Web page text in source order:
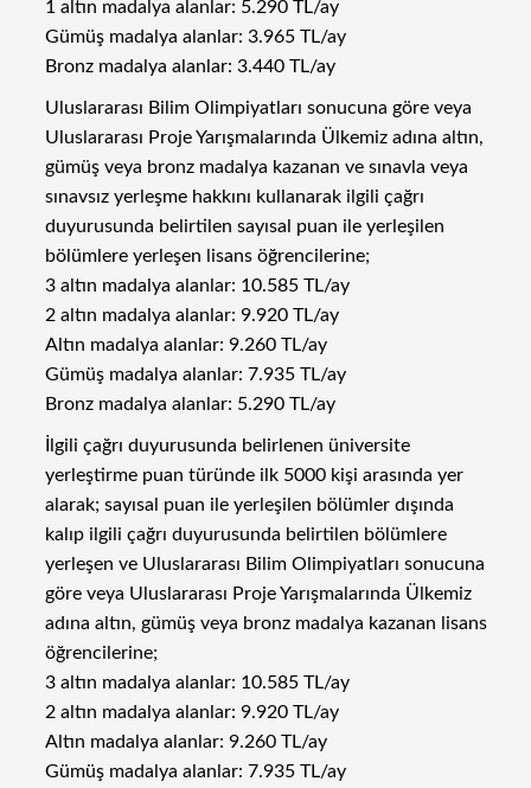
1 altın madalya alanlar: 5.290 TL/ay
Gümüş madalya alanlar: 3.965 TL/ay
Bronz madalya alanlar: 3.440 TL/ay
Uluslararası Bilim Olimpiyatları sonucuna göre veya
Uluslararası Proje Yarışmalarında Ülkemiz adına altın,
gümüş veya bronz madalya kazanan ve sınavla veya
sınavsız yerleşme hakkını kullanarak ilgili çağrı
duyurusunda belirtilen sayısal puan ile yerleşilen
bölümlere yerleşen lisans öğrencilerine;
3 altın madalya alanlar: 10.585 TL/ay
2 altın madalya alanlar: 9.920 TL/ay
Altın madalya alanlar: 9.260 TL/ay
Gümüş madalya alanlar: 7.935 TL/ay
Bronz madalya alanlar: 5.290 TL/ay
İlgili çağrı duyurusunda belirlenen üniversite
yerleştirme puan türünde ilk 5000 kişi arasında yer
alarak; sayısal puan ile yerleşilen bölümler dışında
kalıp ilgili çağrı duyurusunda belirtilen bölümlere
yerleşen ve Uluslararası Bilim Olimpiyatları sonucuna
göre veya Uluslararası Proje Yarışmalarında Ülkemiz
adına altın, gümüş veya bronz madalya kazanan lisans
öğrencilerine;
3 altın madalya alanlar: 10.585 TL/ay
2 altın madalya alanlar: 9.920 TL/ay
Altın madalya alanlar: 9.260 TL/ay
Gümüş madalya alanlar: 7.935 TL/ay